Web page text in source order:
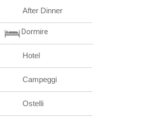
After Dinner
Dormire
Hotel
Campeggi
Ostelli